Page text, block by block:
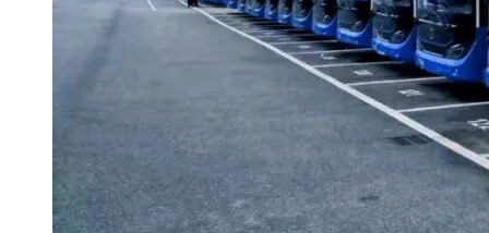
2022年 8 月 4 日至 8 月 10 日
递交报价文件的截止时间、地点
所有报价文件应于2022 年 8 月 22 日上午10:00（北京时间）之
前上传至深圳地铁智能招采管理平台，逾期上传、上传不成功
或不符合询价文件要求的报价文件恕不接受。
1.10现场踏勘
A. 业主将安排报价人对工程现场和周围环境进行考察：